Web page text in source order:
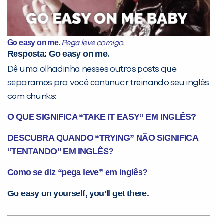
Go easy on me. Pega leve comigo.
Resposta: Go easy on me.
Dê uma olhadinha nesses outros posts que
separamos pra você continuar treinando seu inglês
com chunks:
O QUE SIGNIFICA “TAKE IT EASY” EM INGLÊS?
DESCUBRA QUANDO “TRYING” NÃO SIGNIFICA
“TENTANDO” EM INGLÊS?
Como se diz “pega leve” em inglês?
Go easy on yourself, you’ll get there.